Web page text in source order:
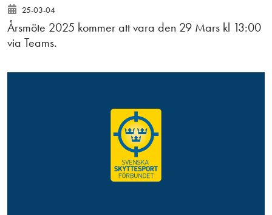
25-03-04
Årsmöte 2025 kommer att vara den 29 Mars kl 13:00
via Teams.